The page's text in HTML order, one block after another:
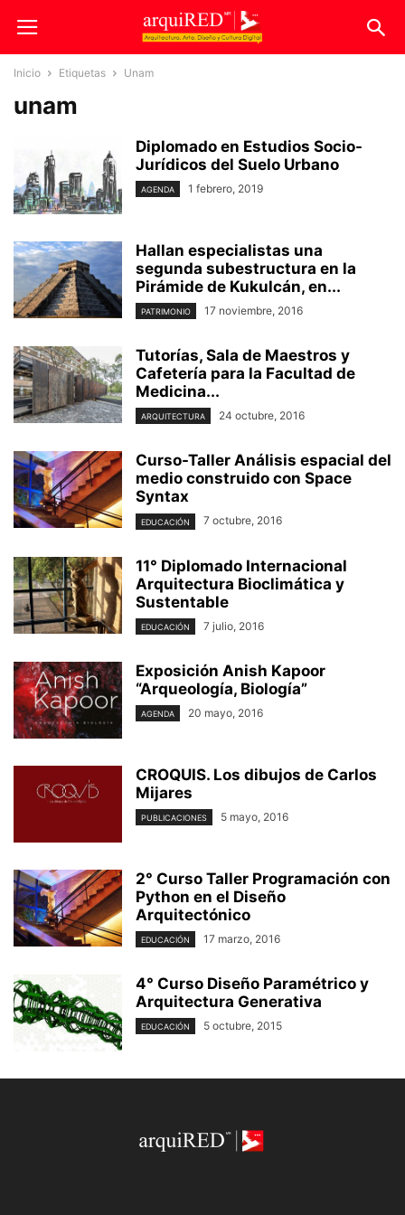
Inicio Etiquetas Unam
unam
Diplomado en Estudios Socio-
Jurídicos del Suelo Urbano
AGENDA 1 febrero, 2019
Hallan especialistas una
segunda subestructura en la
Pirámide de Kukulcán, en...
PATRIMONIO 17 noviembre, 2016
Tutorías, Sala de Maestros y
Cafetería para la Facultad de
Medicina...
ARQUITECTURA 24 octubre, 2016
Curso-Taller Análisis espacial del
medio construido con ​Space
Syntax
EDUCACIÓN 7 octubre, 2016
11° Diplomado Internacional
Arquitectura Bioclimática y
Sustentable
EDUCACIÓN 7 julio, 2016
Exposición Anish Kapoor
“Arqueología, Biología”
AGENDA 20 mayo, 2016
CROQUIS. Los dibujos de Carlos
Mijares
PUBLICACIONES 5 mayo, 2016
2° Curso Taller Programación con
Python en el Diseño
Arquitectónico
EDUCACIÓN 17 marzo, 2016
4° Curso Diseño Paramétrico y
Arquitectura Generativa
EDUCACIÓN 5 octubre, 2015